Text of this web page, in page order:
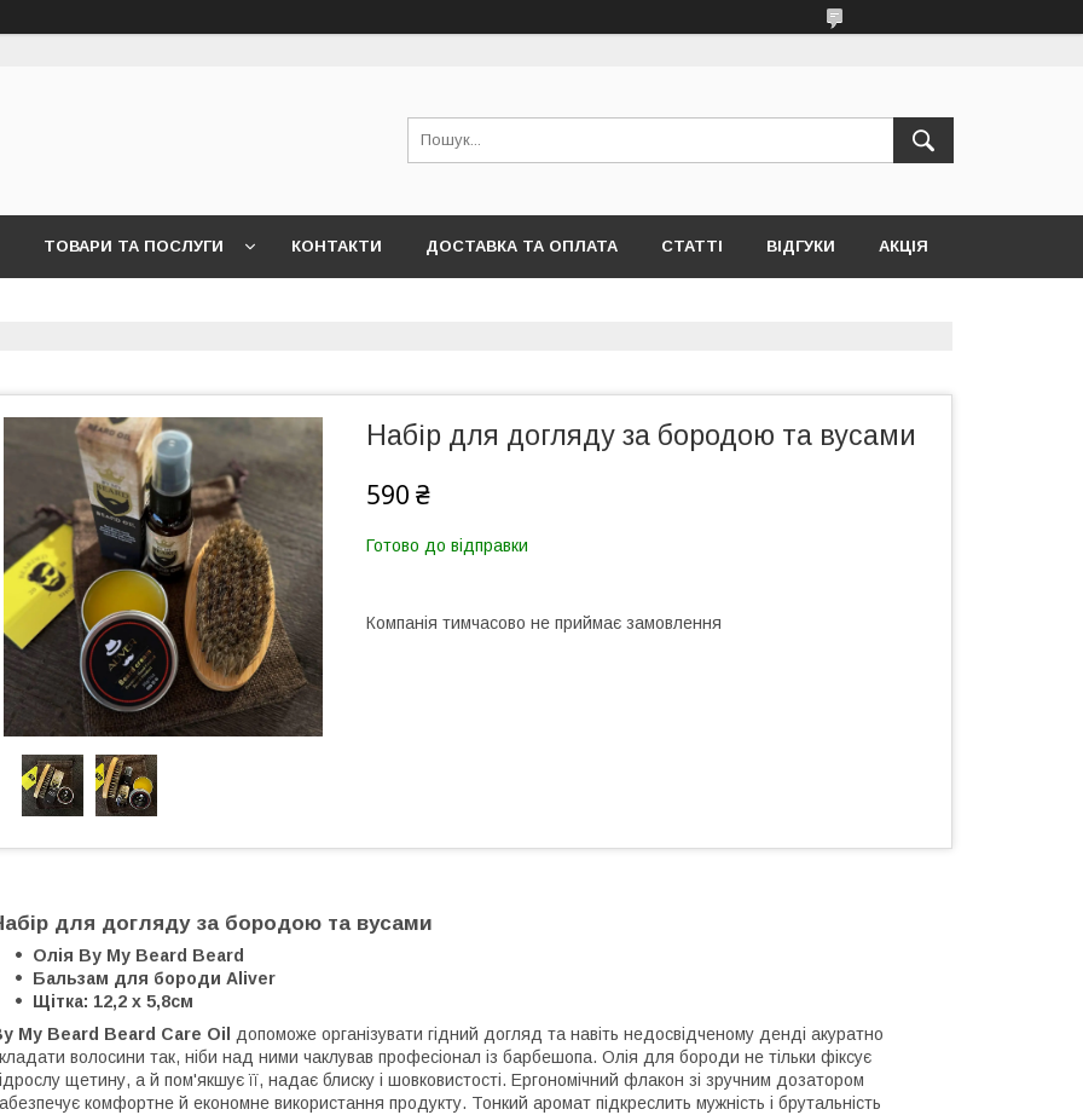
ТОВАРИ ТА ПОСЛУГИ КОНТАКТИ ДОСТАВКА ТА ОПЛАТА СТАТТІ ВІДГУКИ АКЦІЯ
Набір для догляду за бородою та вусами
590 ₴
Готово до відправки
Компанія тимчасово не приймає замовлення
для догляду за бородою та вусами
Олія By My Beard Beard
Бальзам для бороди Aliver
Щітка: 12,2 х 5,8см
My Beard Beard Care Oil
допоможе організувати гідний догляд та навіть недосвідченому денді акуратно
волосини так, ніби над ними чаклував професіонал із барбешопа. Олія для бороди не тільки фіксує
щетину, а й пом'якшує її, надає блиску і шовковистості. Ергономічний флакон зі зручним дозатором
комфортне й економне використання продукту. Тонкий аромат підкреслить мужність і брутальність